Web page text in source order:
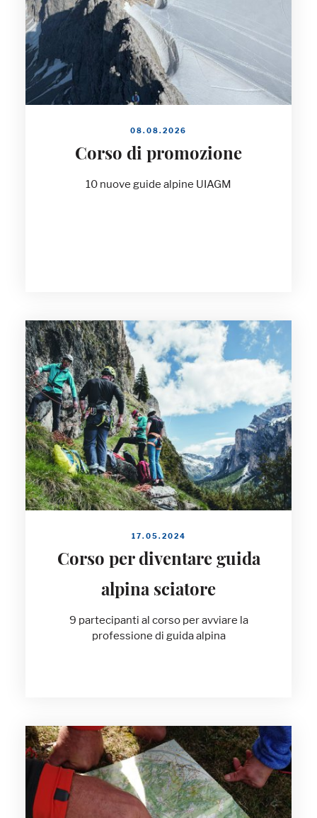
08.08.2026
Corso di promozione
10 nuove guide alpine UIAGM
17.05.2024
Corso per diventare guida
alpina sciatore
9 partecipanti al corso per avviare la
professione di guida alpina